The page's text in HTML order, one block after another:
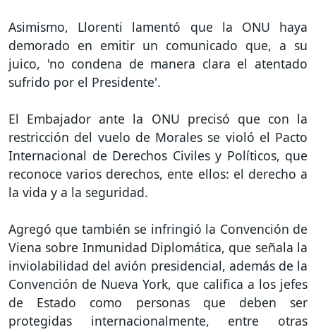
Asimismo, Llorenti lamentó que la ONU haya
demorado en emitir un comunicado que, a su
juico, 'no condena de manera clara el atentado
sufrido por el Presidente'.
El Embajador ante la ONU precisó que con la
restricción del vuelo de Morales se violó el Pacto
Internacional de Derechos Civiles y Políticos, que
reconoce varios derechos, ente ellos: el derecho a
la vida y a la seguridad.
Agregó que también se infringió la Convención de
Viena sobre Inmunidad Diplomática, que señala la
inviolabilidad del avión presidencial, además de la
Convención de Nueva York, que califica a los jefes
de Estado como personas que deben ser
protegidas internacionalmente, entre otras